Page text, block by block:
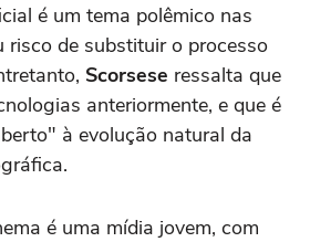
é um tema polêmico nas
risco de substituir o processo
Scorsese ressalta que
anteriormente, e que é
à evolução natural da
é uma mídia jovem, com